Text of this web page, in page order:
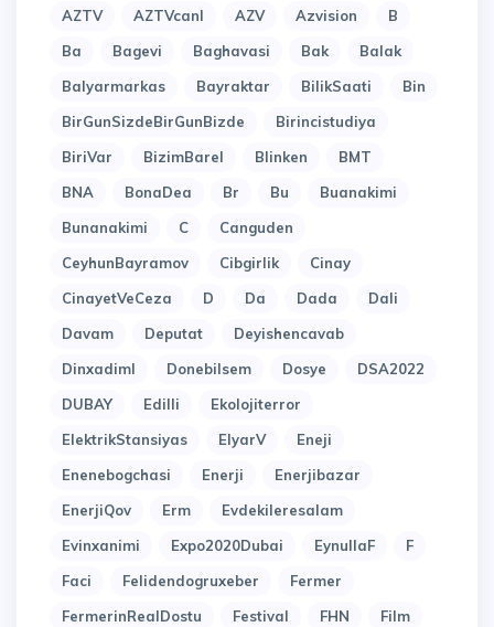
AZTV
AZTVcanl AZV Azvision
B
Ba
Bagevi Baghavasi Bak
Balak
Balyarmarkas
Bayraktar BilikSaati
Bin
BirGunSizdeBirGunBizde
Birincistudiya
BiriVar
BizimBarel Blinken
BMT
BNA
BonaDea Br Bu
Buanakimi
Bunanakimi
C
Canguden
CeyhunBayramov
Cibgirlik
Cinay
CinayetVeCeza
D Da Dada
Dali
Davam
Deputat
Deyishencavab
Dinxadiml
Donebilsem Dosye
DSA2022
DUBAY
Edilli
Ekolojiterror
ElektrikStansiyas
ElyarV
Eneji
Enenebogchasi
Enerji
Enerjibazar
EnerjiQov
Erm
Evdekileresalam
Evinxanimi
Expo2020Dubai EynullaF
F
Faci
Felidendogruxeber
Fermer
FermerinRealDostu
Festival FHN
Film